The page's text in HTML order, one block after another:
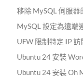
移除 MySQL 伺服器
MySQL 設定為遠端
UFW 限制特定 IP
Ubuntu 24 安裝
Ubuntu 24 安裝 Oh